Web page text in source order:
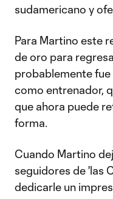
sudamericano y
Para Martino este
de oro para
probablemente fue
como entrenador,
que ahora puede
forma.
Cuando Martino
seguidores de 'las
dedicarle un